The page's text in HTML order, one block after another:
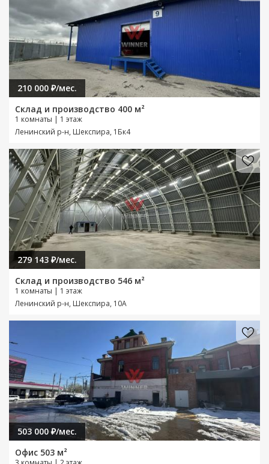
210 000 ₽/мес.
Склад и производство 400 м²
1 комнаты | 1 этаж
Ленинский р-н, Шекспира, 1Бк4
279 143 ₽/мес.
Склад и производство 546 м²
1 комнаты | 1 этаж
Ленинский р-н, Шекспира, 10А
503 000 ₽/мес.
Офис 503 м²